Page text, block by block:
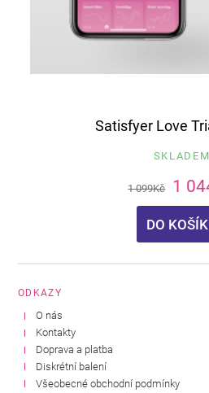
Satisfyer Love
SKLADEM
1 099Kč 1
DO
ODKAZY
O nás
Kontakty
Doprava a platba
Diskrétní balení
Všeobecné obchodní podmínky